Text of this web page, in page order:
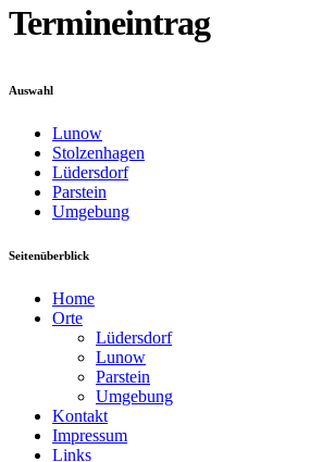
Termineintrag
Auswahl
Lunow
Stolzenhagen
Lüdersdorf
Parstein
Umgebung
Seitenüberblick
Home
Orte
Lüdersdorf
Lunow
Parstein
Umgebung
Kontakt
Impressum
Links